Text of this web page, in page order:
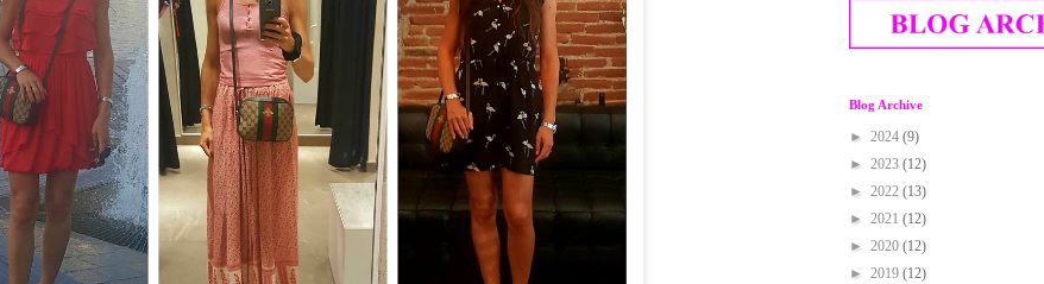
Blog Archive
► 2024 (9)
► 2023 (12)
► 2022 (13)
► 2021 (12)
► 2020 (12)
► 2019 (12)